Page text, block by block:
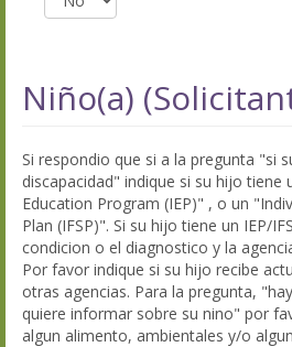
Niño(a)
Si respondio que si a la pregunta "si
discapacidad" indique si su hijo tiene
Education Program (IEP)" , o un
Plan (IFSP)". Si su hijo tiene un IEP/
condicion o el diagnostico y la
Por favor indique si su hijo recibe
otras agencias. Para la pregunta,
quiere informar sobre su nino" por
algun alimento, ambientales y/o